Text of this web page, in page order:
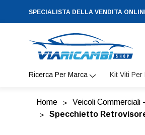
SPECIALISTA DELLA VENDITA
Ricerca Per Marca Kit Viti Per
Home Veicoli Commerciali
Specchietto